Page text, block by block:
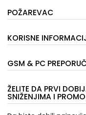
POŽAREVAC
KORISNE
GSM & PC
ŽELITE DA PRVI
SNIŽENJIMA I